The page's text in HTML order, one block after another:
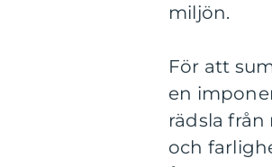
miljön.
För att
en
rädsla
och